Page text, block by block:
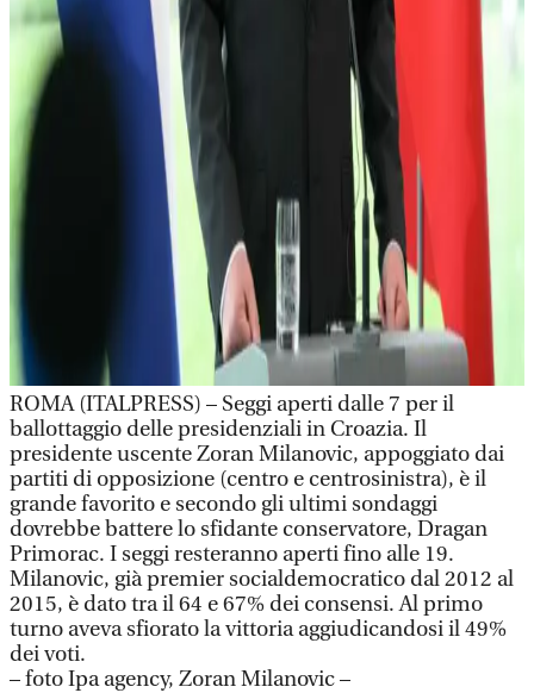
ROMA (ITALPRESS) – Seggi aperti dalle 7 per il
ballottaggio delle presidenziali in Croazia. Il
presidente uscente Zoran Milanovic, appoggiato dai
partiti di opposizione (centro e centrosinistra), è il
grande favorito e secondo gli ultimi sondaggi
dovrebbe battere lo sfidante conservatore, Dragan
Primorac. I seggi resteranno aperti fino alle 19.
Milanovic, già premier socialdemocratico dal 2012 al
2015, è dato tra il 64 e 67% dei consensi. Al primo
turno aveva sfiorato la vittoria aggiudicandosi il 49%
dei voti.
– foto Ipa agency, Zoran Milanovic –